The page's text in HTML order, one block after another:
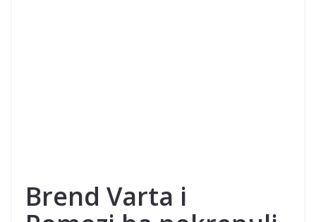
Brend Varta i